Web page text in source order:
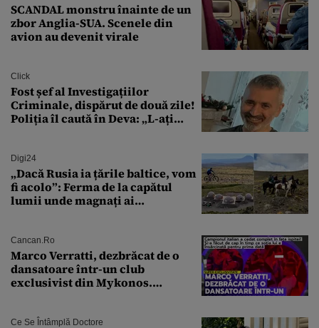
SCANDAL monstru înainte de un
zbor Anglia-SUA. Scenele din
avion au devenit virale
Click
Fost șef al Investigațiilor
Criminale, dispărut de două zile!
Poliția îl caută în Deva: „L-ați
Digi24
„Dacă Rusia ia țările baltice, vom
fi acolo”: Ferma de la capătul
lumii unde magnați ai
Cancan.ro
Marco Verratti, dezbrăcat de o
dansatoare într-un club
exclusivist din Mykonos.
Ce Se Întâmplă Doctore